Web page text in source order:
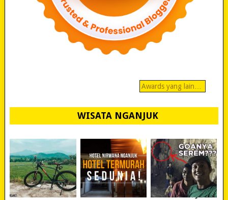
Awards yang lain…
WISATA NGANJUK
REVIEW POLYGON MURAH BANGET! WISATA NGANJUK: